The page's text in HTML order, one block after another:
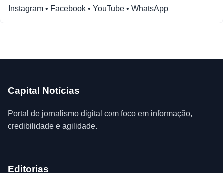
Instagram • Facebook • YouTube • WhatsApp
Capital Notícias
Portal de jornalismo digital com foco em informação,
credibilidade e agilidade.
Editorias